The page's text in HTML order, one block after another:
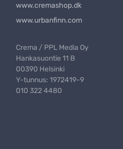
www.cremashop.dk
www.urbanfinn.com
Crema / PPL Media Oy
Hankasuontie 11 B
00390 Helsinki
Y-tunnus: 1972419-9
010 322 4480